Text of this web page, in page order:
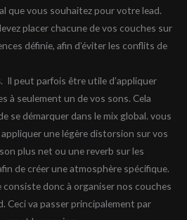
que vous souhaitez pour votre lead.
placer chacune de vos couches sur
définie, afin d’éviter les conflits de
. Il peut parfois être utile d’appliquer
à seulement un de vos sons. Cela
se démarquer dans le mix global. vous
une légère distorsion sur vos
plus net ou une reverb sur les
de créer une atmosphère spécifique.
consiste donc à organiser nos couches
Ceci va passer principalement par